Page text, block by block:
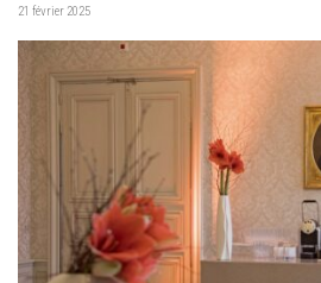
21 février 2025